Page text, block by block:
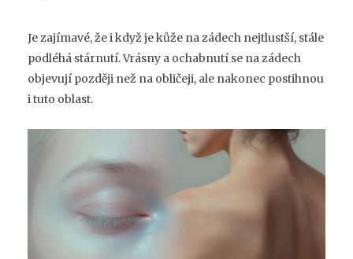
Je zajímavé, že i když je kůže na zádech nejtlustší, stále
podléhá stárnutí. Vrásny a ochabnutí se na zádech
objevují později než na obličeji, ale nakonec postihnou
i tuto oblast.